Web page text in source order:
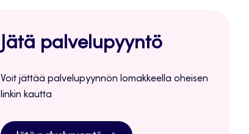
Jätä palvelupyyntö
Voit jättää palvelupyynnön lomakkeella oheisen
linkin kautta